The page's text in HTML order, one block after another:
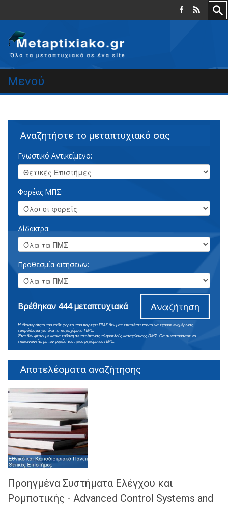
Μενού
Αναζητήστε το μεταπτυχιακό σας
Γνωστικό Αντικείμενο:
Φορέας ΜΠΣ:
Δίδακτρα:
Προθεσμία αιτήσεων:
Βρέθηκαν 444 μεταπτυχιακά Αναζήτηση
Η ιδιαιτερότητα του κάθε φορέα που παρέχει ΠΜΣ δεν μας επιτρέπει πάντα να έχουμε ενημέρωση
εμπρόθεσμα για όλα τα παρεχόμενα ΠΜΣ.
Έτσι δεν φέρουμε καμία ευθύνη σε περίπτωση πλημμελούς καταχώρισης ΠΜΣ. Θα συνιστούσαμε να
επικοινωνείτε με τον φορέα του προσφερόμενου ΠΜΣ.
Αποτελέσματα αναζήτησης
Προηγμένα Συστήματα Ελέγχου και
Ρομποτικής - Advanced Control Systems and